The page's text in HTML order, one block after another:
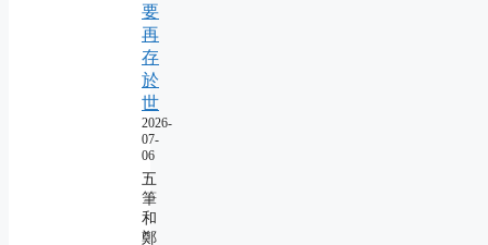
要
再
存
於
世
2026-
07-
06
五
筆
和
鄭